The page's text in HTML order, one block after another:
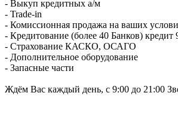
- Выкуп кредитных а/м
- Trade-in
- Комиссионная продажа на ваших
- Кредитование (более 40 Банков) кредит
- Страхование КАСКО, ОСАГО
- Дополнительное оборудование
- Запасные части
Ждём Вас каждый день, с 9:00 до 21:00